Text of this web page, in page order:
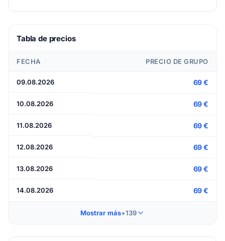
Tabla de precios
FECHA PRECIO DE GRUPO
09.08.2026 69 €
10.08.2026 69 €
11.08.2026 69 €
12.08.2026 69 €
13.08.2026 69 €
14.08.2026 69 €
Mostrar más+139